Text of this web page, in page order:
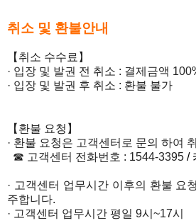
취소 및 환불안내
【취소 수수료】
· 입장 및 발권 전 취소 : 결제금액
· 입장 및 발권 후 취소 : 환불 불가
【환불 요청】
· 환불 요청은 고객센터로 문의 하여
☎ 고객센터 전화번호 : 1544-3395 /
· 고객센터 업무시간 이후의 환불 요
주합니다.
· 고객센터 업무시간 평일 9시~17시